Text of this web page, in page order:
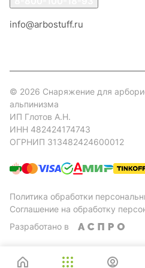
info@arbostuff.ru
© 2026 Снаряжение для
альпинизма
ИП Глотов А.Н.
ИНН 482424174743
ОГРНИП 313482424600012
Политика обработки
Соглашение на обработку
Разработано в